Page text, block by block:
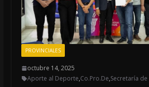
PROVINCIALES
octubre 14, 2025
Aporte al Deporte,Co.Pro.De,Secretaría